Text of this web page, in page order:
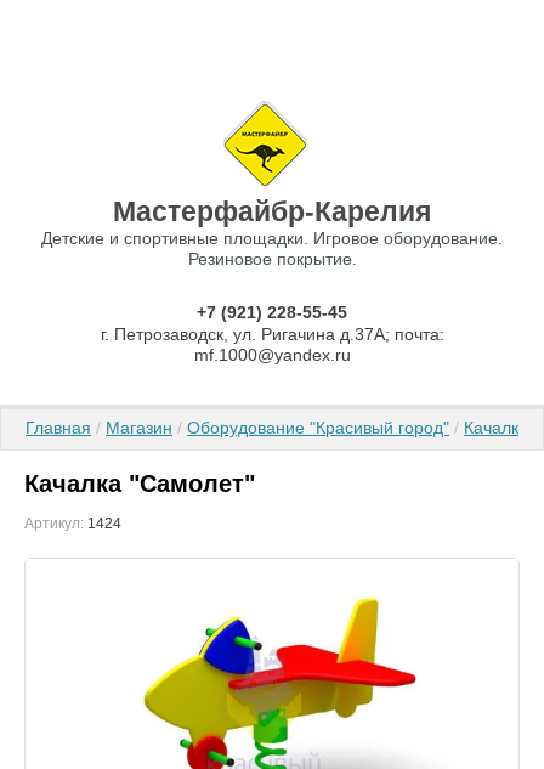
Мастерфайбр-Карелия
Детские и спортивные площадки. Игровое оборудование.
Резиновое покрытие.
+7 (921) 228-55-45
г. Петрозаводск, ул. Ригачина д.37А; почта:
mf.1000@yandex.ru
Главная / Магазин / Оборудование "Красивый город" / Качалки
Качалка "Самолет"
Артикул: 1424